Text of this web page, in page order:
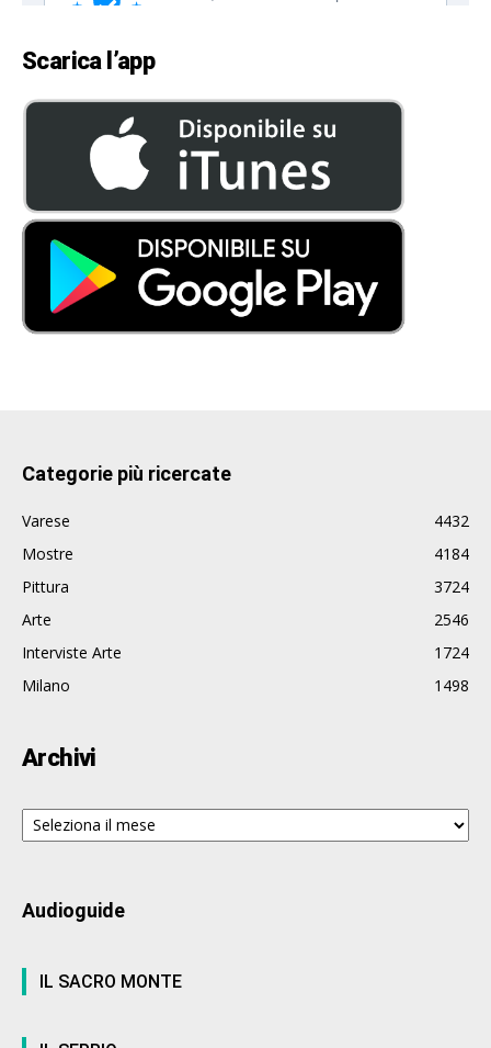
Scarica l’app
Categorie più ricercate
Varese
4432
Mostre
4184
Pittura
3724
Arte
2546
Interviste Arte
1724
Milano
1498
Archivi
Archivi
Audioguide
IL SACRO MONTE